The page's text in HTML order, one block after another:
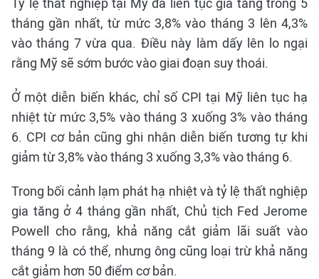
Tỷ lệ thất nghiệp tại Mỹ đã liên tục gia tăng trong 5
tháng gần nhất, từ mức 3,8% vào tháng 3 lên 4,3%
vào tháng 7 vừa qua. Điều này làm dấy lên lo ngại
rằng Mỹ sẽ sớm bước vào giai đoạn suy thoái.
Ở một diễn biến khác, chỉ số CPI tại Mỹ liên tục hạ
nhiệt từ mức 3,5% vào tháng 3 xuống 3% vào tháng
6. CPI cơ bản cũng ghi nhận diễn biến tương tự khi
giảm từ 3,8% vào tháng 3 xuống 3,3% vào tháng 6.
Trong bối cảnh lạm phát hạ nhiệt và tỷ lệ thất nghiệp
gia tăng ở 4 tháng gần nhất, Chủ tịch Fed Jerome
Powell cho rằng, khả năng cắt giảm lãi suất vào
tháng 9 là có thể, nhưng ông cũng loại trừ khả năng
cắt giảm hơn 50 điểm cơ bản.